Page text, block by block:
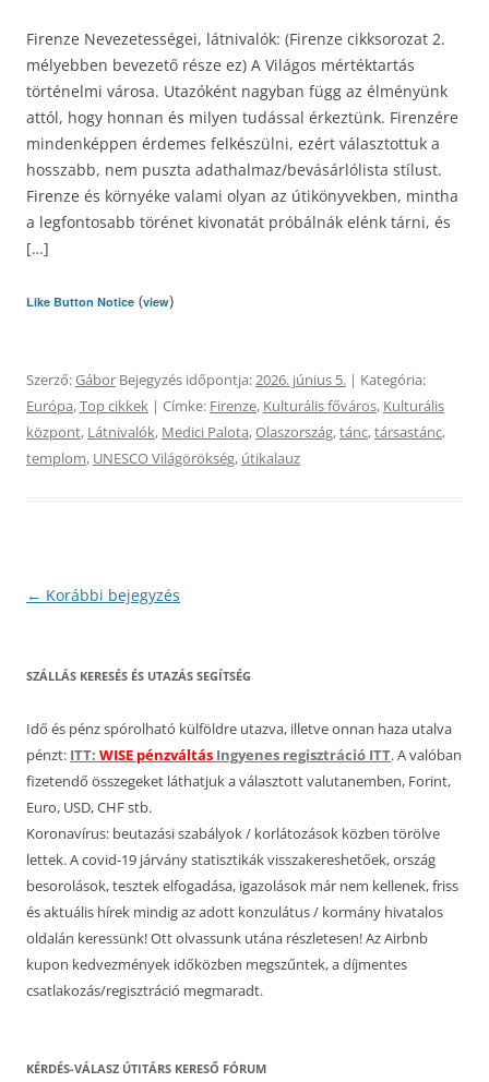
Firenze Nevezetességei, látnivalók: (Firenze cikksorozat 2.
mélyebben bevezető része ez) A Világos mértéktartás
történelmi városa. Utazóként nagyban függ az élményünk
attól, hogy honnan és milyen tudással érkeztünk. Firenzére
mindenképpen érdemes felkészülni, ezért választottuk a
hosszabb, nem puszta adathalmaz/bevásárlólista stílust.
Firenze és környéke valami olyan az útikönyvekben, mintha
a legfontosabb törénet kivonatát próbálnák elénk tárni, és
[…]
Like Button Notice (view)
Szerző:Gábor Bejegyzés időpontja:2026. június 5. | Kategória:
Európa,Top cikkek | Címke: Firenze, Kulturális főváros, Kulturális
központ, Látnivalók, Medici Palota,Olaszország,tánc,társastánc,
templom, UNESCO Világörökség, útikalauz
Bejegyzés
← Korábbi bejegyzés
SZÁLLÁS KERESÉS ÉS UTAZÁS SEGÍTSÉG
Idő és pénz spórolható külföldre utazva, illetve onnan haza utalva
pénzt: ITT: WISE pénzváltás Ingyenes regisztráció ITT. A valóban
fizetendő összegeket láthatjuk a választott valutanemben, Forint,
Euro, USD, CHF stb.
Koronavírus: beutazási szabályok / korlátozások közben törölve
lettek. A covid-19 járvány statisztikák visszakereshetőek, ország
besorolások, tesztek elfogadása, igazolások már nem kellenek, friss
és aktuális hírek mindig az adott konzulátus / kormány hivatalos
oldalán keressünk! Ott olvassunk utána részletesen! Az Airbnb
kupon kedvezmények időközben megszűntek, a díjmentes
csatlakozás/regisztráció megmaradt.
KÉRDÉS-VÁLASZ ÚTITÁRS KERESŐ FÓRUM